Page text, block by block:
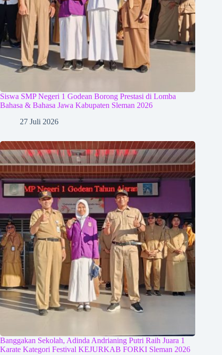
Siswa SMP Negeri 1 Godean Borong Prestasi di Lomba
Bahasa & Bahasa Jawa Kabupaten Sleman 2026
27 Juli 2026
Banggakan Sekolah, Adinda Andrianing Putri Raih Juara 1
Karate Kategori Festival KEJURKAB FORKI Sleman 2026